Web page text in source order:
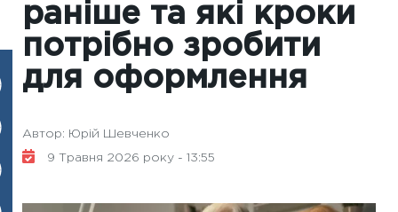
раніше та які кроки
потрібно зробити
для оформлення
Автор: Юрій Шевченко
9 Травня 2026 року - 13:55